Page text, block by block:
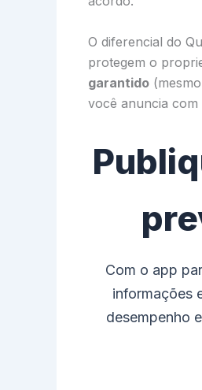
O diferencial do
protegem o
garantido
você anuncia com
Com o app
informações
desempenho